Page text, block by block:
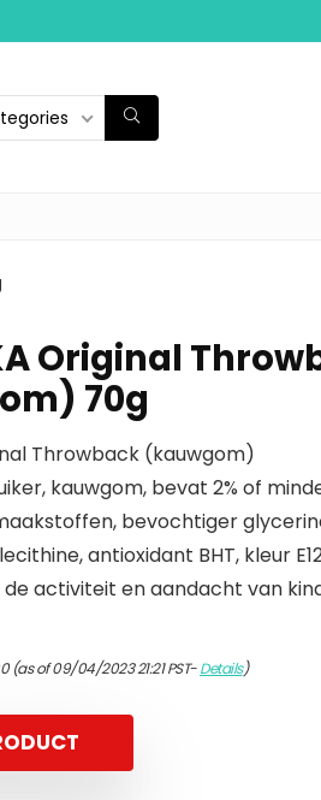
Original
70g
Throwback (kauwgom)
kauwgom, bevat 2% of
bevochtiger
antioxidant BHT, kleur
activiteit en aandacht van
(as of 09/04/2023 21:21 PST-Details)